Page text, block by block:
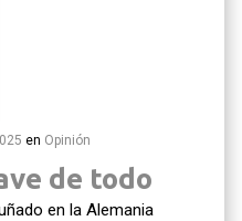
en Opinión
de todo
en la Alemania